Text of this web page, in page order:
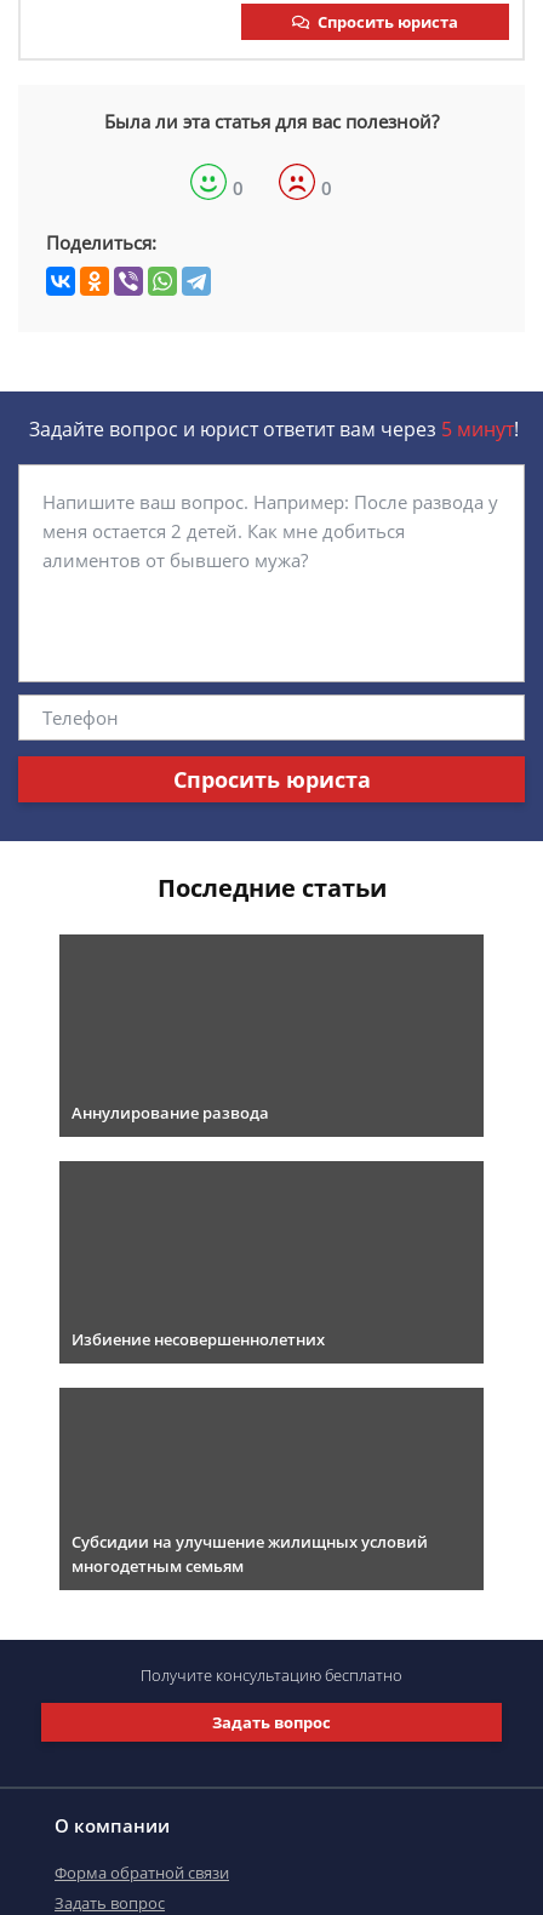
Спросить юриста
Была ли эта статья для вас полезной?
0 0
Поделиться:
Задайте вопрос и юрист ответит вам через 5 минут!
Спросить юриста
Последние статьи
Аннулирование развода
Избиение несовершеннолетних
Субсидии на улучшение жилищных условий
многодетным семьям
О компании
Форма обратной связи
Задать вопрос
Задать вопрос
Получите консультациюбесплатно